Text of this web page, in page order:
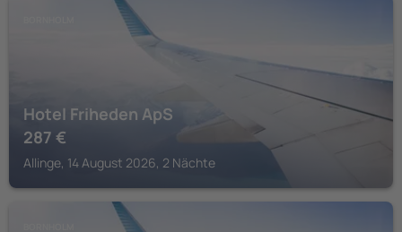
Hotel Friheden ApS
287 €
Allinge, 14 August 2026, 2 Nächte